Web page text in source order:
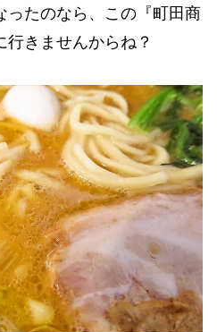
ったのなら、この『町田商
行きませんからね？